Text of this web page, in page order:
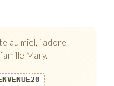
au miel, j'adore
Mary.